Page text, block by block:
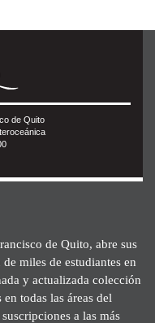
de Quito
de Quito, abre sus
miles de estudiantes en
y actualizada colección
todas las áreas del
a las más